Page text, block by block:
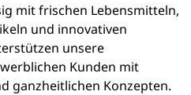
mit frischen Lebensmitteln,
und innovativen
unsere
Kunden mit
ganzheitlichen Konzepten.